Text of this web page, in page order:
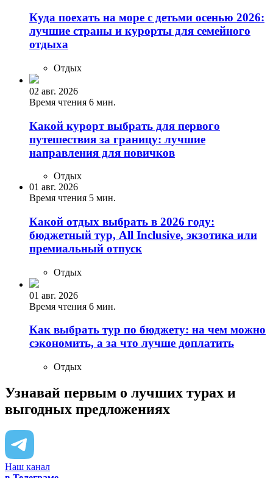
Куда поехать на море с детьми осенью 2026:
лучшие страны и курорты для семейного
отдыха
Отдых
02 авг. 2026
Время чтения 6 мин.
Какой курорт выбрать для первого
путешествия за границу: лучшие
направления для новичков
Отдых
01 авг. 2026
Время чтения 5 мин.
Какой отдых выбрать в 2026 году:
бюджетный тур, All Inclusive, экзотика или
премиальный отпуск
Отдых
01 авг. 2026
Время чтения 6 мин.
Как выбрать тур по бюджету: на чем можно
сэкономить, а за что лучше доплатить
Отдых
Узнавай первым о лучших турах и
выгодных предложениях
Наш канал